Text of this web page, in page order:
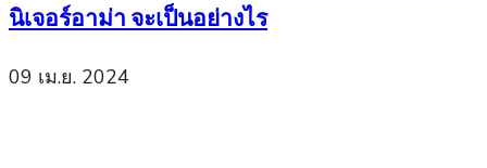
นิเจอร์อาม่า จะเป็นอย่างไร
09 เม.ย. 2024